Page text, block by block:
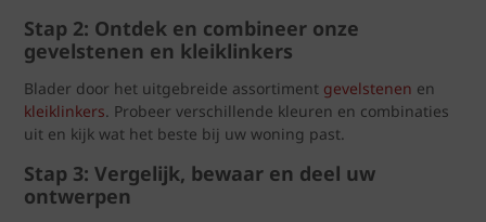
Stap 2: Ontdek en combineer onze
gevelstenen en kleiklinkers
Blader door het uitgebreide assortiment gevelstenen en
kleiklinkers. Probeer verschillende kleuren en combinaties
uit en kijk wat het beste bij uw woning past.
Stap 3: Vergelijk, bewaar en deel uw
ontwerpen